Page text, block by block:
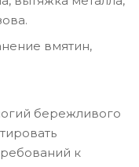
вмятин,
бережливого
к